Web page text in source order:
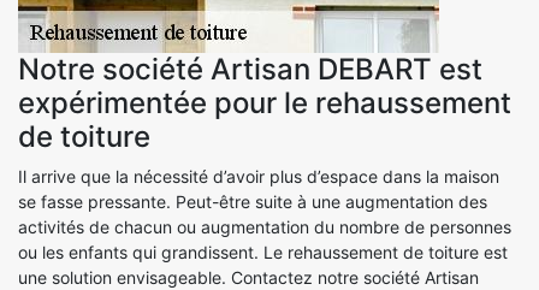
Notre société Artisan DEBART est
expérimentée pour le rehaussement
de toiture
Il arrive que la nécessité d’avoir plus d’espace dans la maison
se fasse pressante. Peut-être suite à une augmentation des
activités de chacun ou augmentation du nombre de personnes
ou les enfants qui grandissent. Le rehaussement de toiture est
une solution envisageable. Contactez notre société Artisan